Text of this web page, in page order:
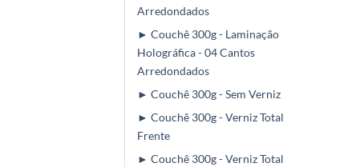
Arredondados
► Couchê 300g - Laminação
Holográfica - 04 Cantos
Arredondados
► Couchê 300g - Sem Verniz
► Couchê 300g - Verniz Total
Frente
► Couchê 300g - Verniz Total